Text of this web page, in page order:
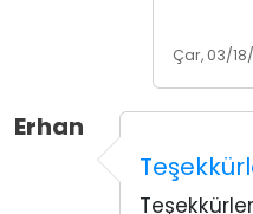
Çar, 03/
Erhan
Teşekkürler